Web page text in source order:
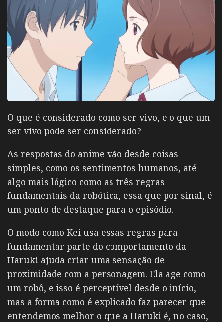
O que é considerado como ser vivo, e o que um
ser vivo pode ser considerado?
As respostas do anime vão desde coisas
simples, como os sentimentos humanos, até
algo mais lógico como as três regras
fundamentais da robótica, essa que por sinal, é
um ponto de destaque para o episódio.
O modo como Kei usa essas regras para
fundamentar parte do comportamento da
Haruki ajuda criar uma sensação de
proximidade com a personagem. Ela age como
um robô, e isso é perceptível desde o início,
mas a forma como é explicado faz parecer que
entendemos melhor o que a Haruki é, no caso,